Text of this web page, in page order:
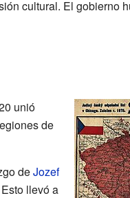
cultural. El gobierno
unió
de
deJozef
llevó a